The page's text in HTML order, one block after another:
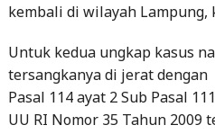
kembali di wilayah Lampung,
Untuk kedua ungkap kasus
tersangkanya di jerat dengan
Pasal 114 ayat 2 Sub Pasal
UU RI Nomor 35 Tahun 2009